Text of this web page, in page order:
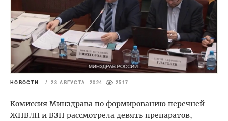
НОВОСТИ / 23 АВГУСТА 2024 2517
Комиссия Минздрава по формированию перечней
ЖНВЛП и ВЗН рассмотрела девять препаратов,